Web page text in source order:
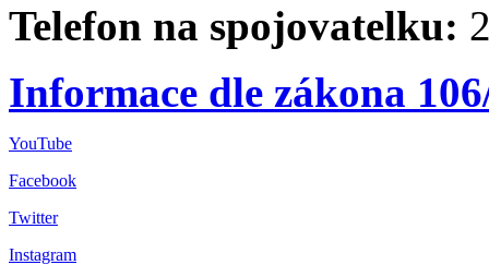
Telefon na spojovatelku:
Informace dle zákona
YouTube
Facebook
Twitter
Instagram